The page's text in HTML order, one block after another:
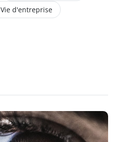
Vie d'entreprise